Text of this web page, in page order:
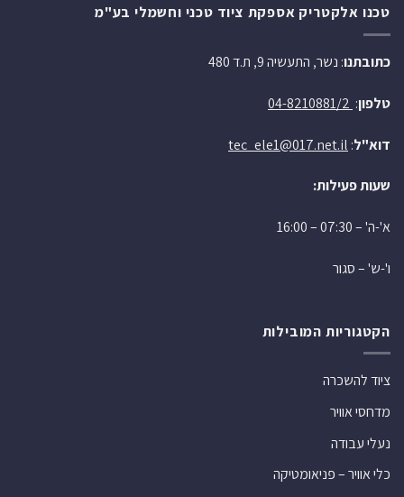
טכנו אלקטריק אספקת ציוד טכני וחשמלי בע"מ
כתובתנו: נשר, התעשיה 9, ת.ד 480
טלפון:
דוא"ל:
tec_ele1@017.net.il
שעות פעילות:
א'-ה' – 07:30 – 16:00
ו'-ש' – סגור
הקטגוריות המובילות
ציוד להשכרה
מדחסי אוויר
נעלי עבודה
כלי אוויר – פניאומטיקה